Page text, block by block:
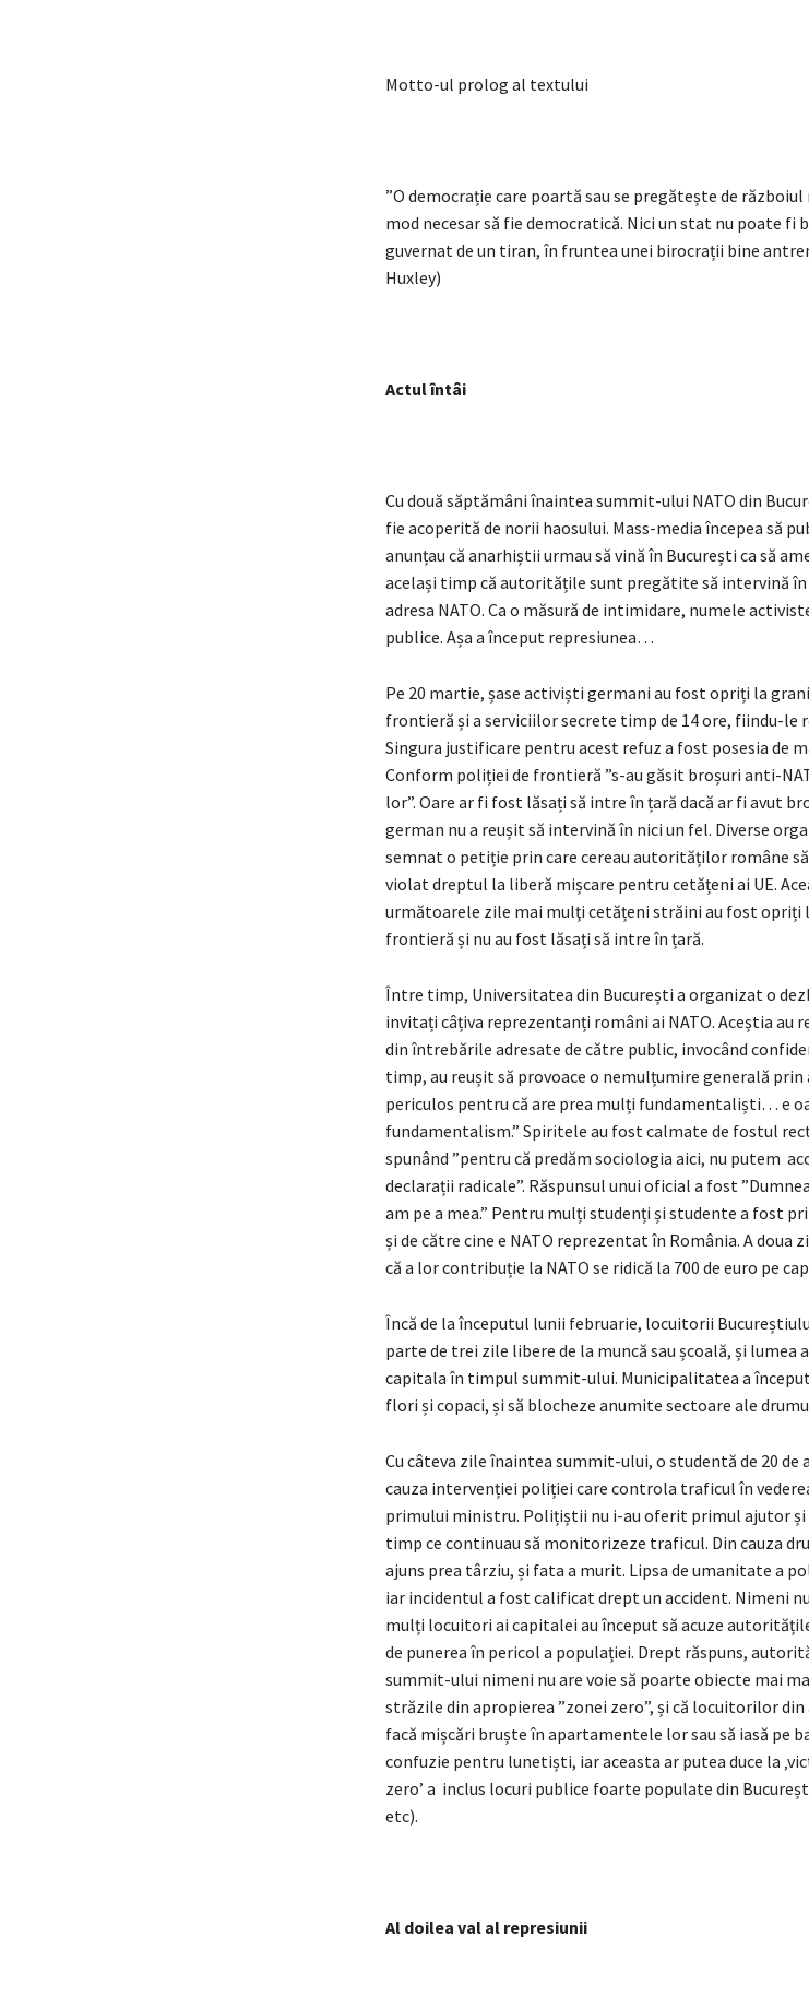
Motto-ul prolog al textului
”O democrație care poartă sau se pregătește de
mod necesar să fie democratică. Nici un stat nu poate fi
guvernat de un tiran, în fruntea unei birocrații bine
Huxley)
Actul întâi
Cu două săptămâni înaintea summit-ului NATO din
fie acoperită de norii haosului. Mass-media începea să
anunțau că anarhiștii urmau să vină în București ca să
același timp că autoritățile sunt pregătite să intervină
adresa NATO. Ca o măsură de intimidare, numele
publice. Așa a început represiunea…
Pe 20 martie, șase activiști germani au fost opriți la
frontieră și a serviciilor secrete timp de 14 ore, fiindu-le
Singura justificare pentru acest refuz a fost posesia de
Conform poliției de frontieră ”s-au găsit broșuri anti-
lor”. Oare ar fi fost lăsați să intre în țară dacă ar fi avut
german nu a reușit să intervină în nici un fel. Diverse
semnat o petiție prin care cereau autorităților române
violat dreptul la liberă mișcare pentru cetățeni ai UE.
următoarele zile mai mulţi cetățeni străini au fost opriți
frontieră și nu au fost lăsați să intre în țară.
Între timp, Universitatea din București a organizat o
invitați câțiva reprezentanți români ai NATO. Aceștia au
din întrebările adresate de către public, invocând
timp, au reușit să provoace o nemulțumire generală
periculos pentru că are prea mulți fundamentaliști… e
fundamentalism.” Spiritele au fost calmate de fostul
spunând ”pentru că predăm sociologia aici, nu putem
declarații radicale”. Răspunsul unui oficial a fost
am pe a mea.” Pentru mulți studenți și studente a fost
și de către cine e NATO reprezentat în România. A doua
că a lor contribuție la NATO se ridică la 700 de euro pe
Încă de la începutul lunii februarie, locuitorii
parte de trei zile libere de la muncă sau școală, și lumea
capitala în timpul summit-ului. Municipalitatea a
flori și copaci, și să blocheze anumite sectoare ale
Cu câteva zile înaintea summit-ului, o studentă de 20 de
cauza intervenției poliției care controla traficul în
primului ministru. Polițiștii nu i-au oferit primul ajutor și
timp ce continuau să monitorizeze traficul. Din cauza
ajuns prea târziu, și fata a murit. Lipsa de umanitate a
iar incidentul a fost calificat drept un accident. Nimeni
mulți locuitori ai capitalei au început să acuze
de punerea în pericol a populației. Drept răspuns,
summit-ului nimeni nu are voie să poarte obiecte mai
străzile din apropierea ”zonei zero”, și că locuitorilor din
facă mișcări bruște în apartamentele lor sau să iasă pe
confuzie pentru lunetiști, iar aceasta ar putea duce la
zero’ a inclus locuri publice foarte populate din
etc).
Al doilea val al represiunii